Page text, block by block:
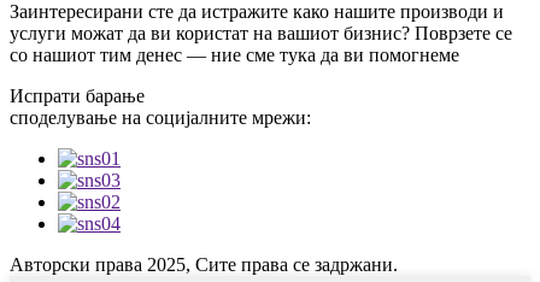
Заинтересирани сте да истражите како нашите производи и
услуги можат да ви користат на вашиот бизнис? Поврзете се
со нашиот тим денес — ние сме тука да ви помогнеме
Испрати барање
споделување на социјалните мрежи:
Авторски права 2025, Сите права се задржани.